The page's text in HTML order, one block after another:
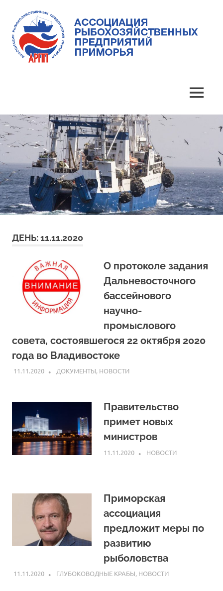
content
предприятий
Приморья
MENU
ДЕНЬ:11.11.2020
О протоколе задания
Дальневосточного
бассейнового
научно-
промыслового
совета, состоявшегося 22 октября 2020
года во Владивостоке
11.11.2020 ARPP
ДОКУМЕНТЫ, НОВОСТИ
Правительство
примет новых
министров
11.11.2020 ARPP
НОВОСТИ
Приморская
ассоциация
предложит меры по
развитию
рыболовства
11.11.2020 ARPP
ГЛУБОКОВОДНЫЕ КРАБЫ, НОВОСТИ